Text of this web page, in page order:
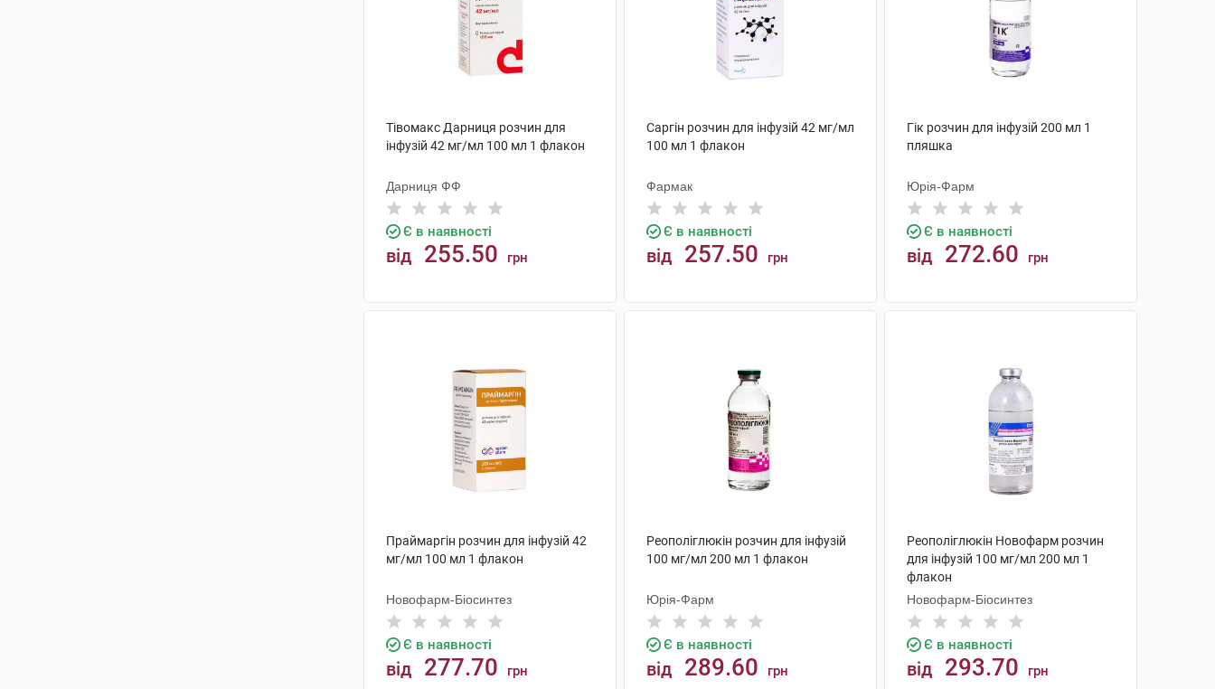
Тівомакс Дарниця розчин для
інфузій 42 мг/мл 100 мл 1 флакон
Дарниця ФФ
Є в наявності
від 255.50 грн
Саргін розчин для інфузій 42 мг/мл
100 мл 1 флакон
Фармак
Є в наявності
від 257.50 грн
Гік розчин для інфузій 200 мл 1
пляшка
Юрія-Фарм
Є в наявності
від 272.60 грн
Праймаргін розчин для інфузій 42
мг/мл 100 мл 1 флакон
Новофарм-Біосинтез
Є в наявності
від 277.70 грн
Реополіглюкін розчин для інфузій
100 мг/мл 200 мл 1 флакон
Юрія-Фарм
Є в наявності
від 289.60 грн
Реополіглюкін Новофарм розчин
для інфузій 100 мг/мл 200 мл 1
флакон
Новофарм-Біосинтез
Є в наявності
від 293.70 грн